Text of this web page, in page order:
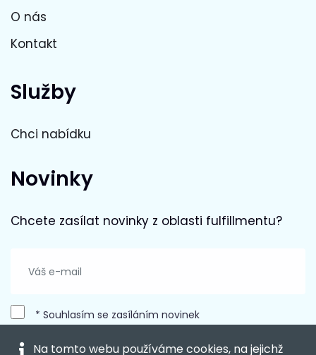
O nás
Kontakt
Služby
Chci nabídku
Novinky
Chcete zasílat novinky z oblasti fulfillmentu?
* Souhlasím se zasíláním novinek
Na tomto webu používáme cookies, na jejichž